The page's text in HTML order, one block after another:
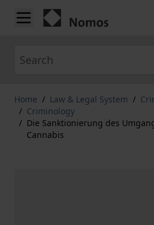
Skip to Content
Home / Law & Legal System /
/ Criminology
/ Die Sanktionierung des
Cannabis